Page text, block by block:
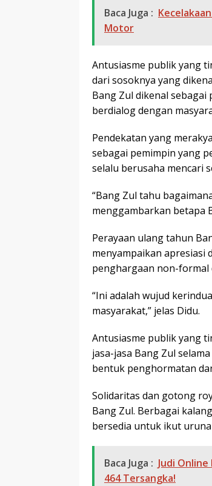
Baca Juga :
Motor
Antusiasme publik yang
dari sosoknya yang
Bang Zul dikenal
berdialog dengan
Pendekatan yang
sebagai pemimpin yang
selalu berusaha mencari
“Bang Zul tahu
menggambarkan betapa
Perayaan ulang tahun
menyampaikan apresiasi
penghargaan non-formal
“Ini adalah wujud
masyarakat,” jelas Didu.
Antusiasme publik yang
jasa-jasa Bang Zul
bentuk penghormatan
Solidaritas dan gotong
Bang Zul. Berbagai
bersedia untuk ikut
Baca Juga : Judi Online
464 Tersangka!